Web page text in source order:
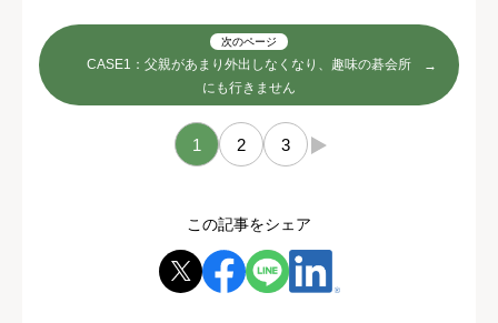
次のページ
CASE1：父親があまり外出しなくなり、趣味の碁会所
にも行きません
1 2 3 →
この記事をシェア